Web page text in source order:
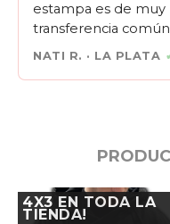
estampa es de muy
transferencia
NATI R. · LA PLATA
4X3 EN TODA LA
TIENDA!